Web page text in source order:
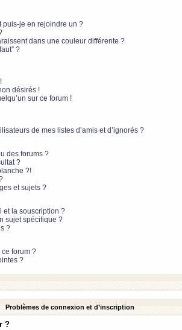
puis-je en rejoindre un ?
dans une couleur différente ?
?
désirés !
sur ce forum !
de mes listes d’amis et d’ignorés ?
des forums ?
?
?!
et sujets ?
et la souscription ?
sujet spécifique ?
?
forum ?
?
Problèmes de connexion et d’inscription
?